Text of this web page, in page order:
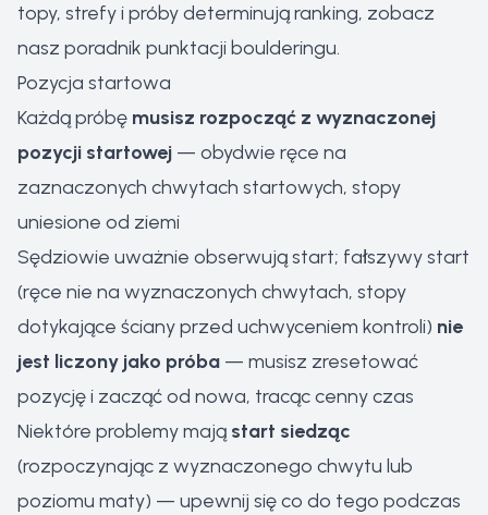
topy, strefy i próby determinują ranking, zobacz
nasz poradnik punktacji boulderingu.
Pozycja startowa
Każdą próbę musisz rozpocząć z wyznaczonej
pozycji startowej — obydwie ręce na
zaznaczonych chwytach startowych, stopy
uniesione od ziemi
Sędziowie uważnie obserwują start; fałszywy start
(ręce nie na wyznaczonych chwytach, stopy
dotykające ściany przed uchwyceniem kontroli) nie
jest liczony jako próba — musisz zresetować
pozycję i zacząć od nowa, tracąc cenny czas
Niektóre problemy mają start siedząc
(rozpoczynając z wyznaczonego chwytu lub
poziomu maty) — upewnij się co do tego podczas